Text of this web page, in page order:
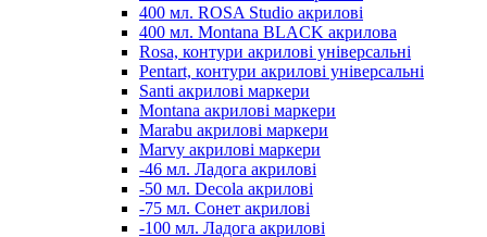
400 мл. ROSA Studio акрилові
400 мл. Montana BLACK акрилова
Rosa, контури акрилові універсальні
Pentart, контури акрилові універсальні
Santi акрилові маркери
Montana акрилові маркери
Marabu акрилові маркери
Marvy акрилові маркери
-46 мл. Ладога акрилові
-50 мл. Decola акрилові
-75 мл. Сонет акрилові
-100 мл. Ладога акрилові